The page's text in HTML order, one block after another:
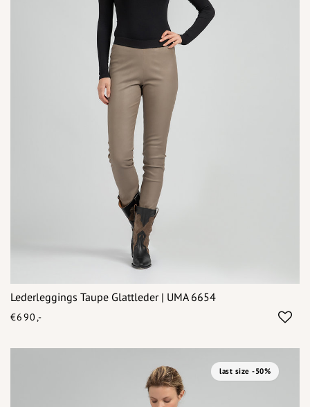
Lederleggings Taupe Glattleder | UMA 6654
€690,-
last size -50%